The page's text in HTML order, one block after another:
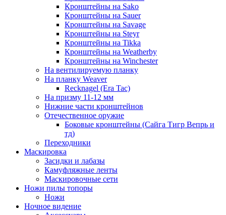
Кронштейны на Sako
Кронштейны на Sauer
Кронштейны на Savage
Кронштейны на Steyr
Кронштейны на Tikka
Кронштейны на Weatherby
Кронштейны на Winchester
На вентилируемую планку
На планку Weaver
Recknagel (Era Tac)
На призму 11-12 мм
Нижние части кронштейнов
Отечественное оружие
Боковые кронштейны (Сайга Тигр Вепрь и
тд)
Переходники
Маскировка
Засидки и лабазы
Камуфляжные ленты
Маскировочные сети
Ножи пилы топоры
Ножи
Ночное видение